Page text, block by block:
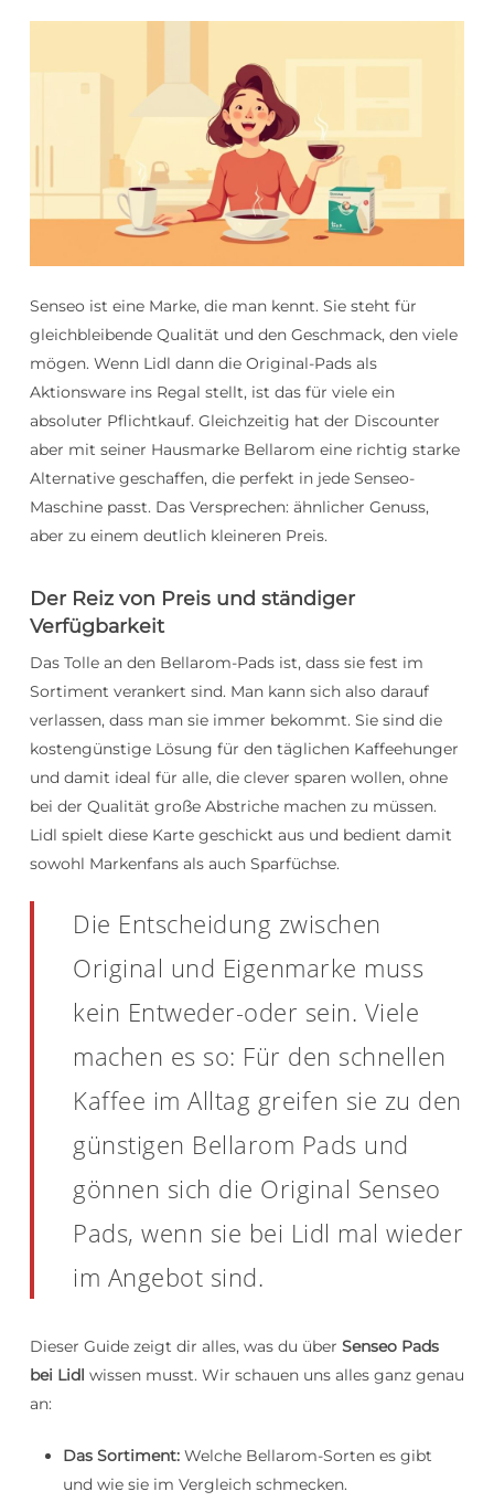
Senseo ist eine Marke, die man kennt. Sie steht für
gleichbleibende Qualität und den Geschmack, den viele
mögen. Wenn Lidl dann die Original-Pads als
Aktionsware ins Regal stellt, ist das für viele ein
absoluter Pflichtkauf. Gleichzeitig hat der Discounter
aber mit seiner Hausmarke Bellarom eine richtig starke
Alternative geschaffen, die perfekt in jede Senseo-
Maschine passt. Das Versprechen: ähnlicher Genuss,
aber zu einem deutlich kleineren Preis.
Der Reiz von Preis und ständiger
Verfügbarkeit
Das Tolle an den Bellarom-Pads ist, dass sie fest im
Sortiment verankert sind. Man kann sich also darauf
verlassen, dass man sie immer bekommt. Sie sind die
kostengünstige Lösung für den täglichen Kaffeehunger
und damit ideal für alle, die clever sparen wollen, ohne
bei der Qualität große Abstriche machen zu müssen.
Lidl spielt diese Karte geschickt aus und bedient damit
sowohl Markenfans als auch Sparfüchse.
Die Entscheidung zwischen
Original und Eigenmarke muss
kein Entweder-oder sein. Viele
machen es so: Für den schnellen
Kaffee im Alltag greifen sie zu den
günstigen Bellarom Pads und
gönnen sich die Original Senseo
Pads, wenn sie bei Lidl mal wieder
im Angebot sind.
Dieser Guide zeigt dir alles, was du über Senseo Pads
bei Lidl wissen musst. Wir schauen uns alles ganz genau
an:
Das Sortiment:Welche Bellarom-Sorten es gibt
und wie sie im Vergleich schmecken.